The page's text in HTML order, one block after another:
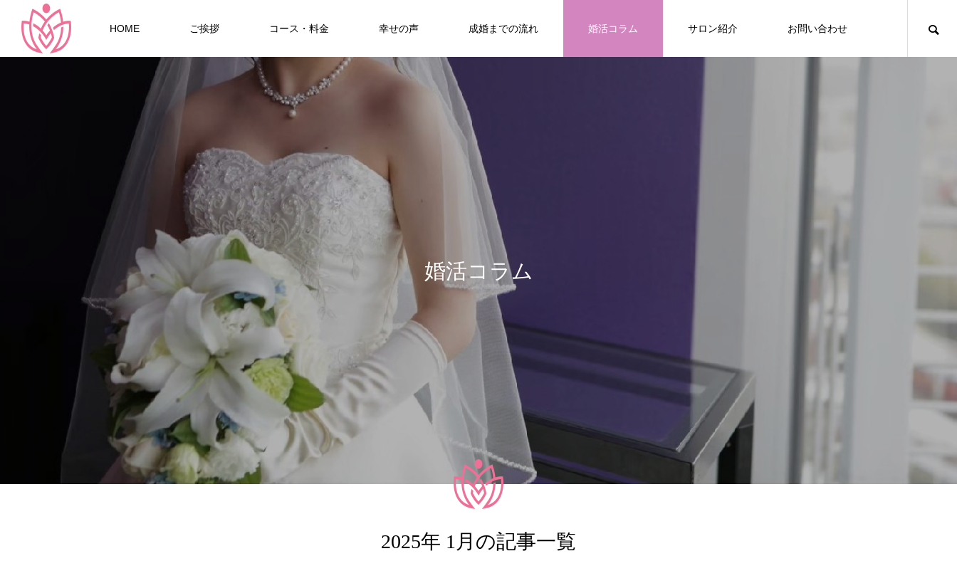
HOME ご挨拶 コース・料金 幸せの声 成婚までの流れ 婚活コラム サロン紹介 お問い合わせ
Warning
/home/richfuture77/bridal-smile.com/public_html/wp-content/themes/absa022/functions/menu.php
Warning
/home/richfuture77/bridal-smile.com/public_html/wp-content/themes/absa022/functions/menu.php
婚活コ ラム
2025年 1月の記事一覧